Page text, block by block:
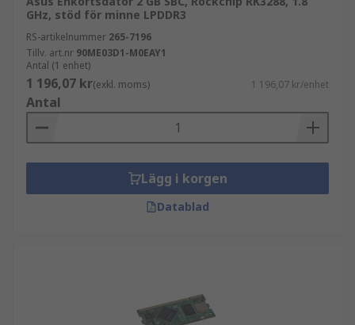
GHz, stöd för minne LPDDR3
RS-artikelnummer 265-7196
Tillv. art.nr 90ME03D1-M0EAY1
Antal (1 enhet)
1 196,07 kr(exkl. moms) 1 196,07 kr/enhet
Antal
Lägg i korgen
Datablad